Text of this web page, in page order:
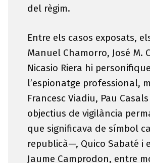
del règim.
Entre els casos exposats,
Manuel Chamorro, José M.
Nicasio Riera hi
l’espionatge professional,
Francesc Viadiu, Pau
objectius de vigilància
que significava de símbol
republicà—, Quico Sabaté i
Jaume Camprodon, entre